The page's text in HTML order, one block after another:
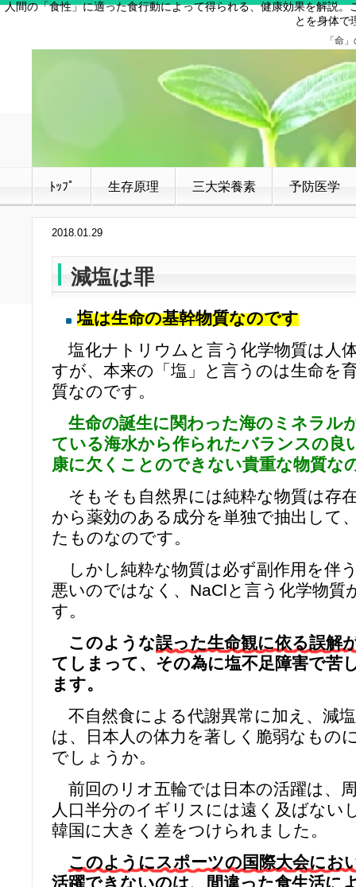
人間の「食性」に適った食行動によって得られる、健康効果を解説
とを身体で
「命
ﾄｯﾌﾟ 生存原理 三大栄養素 予防医学
2018.01.29
減塩は罪
塩は生命の基幹物質なのです
塩化ナトリウムと言う化学物質は人
すが、本来の「塩」と言うのは生命を
質なのです。
生命の誕生に関わった海のミネラル
ている海水から作られたバランスの良
康に欠くことのできない貴重な物質な
そもそも自然界には純粋な物質は存
から薬効のある成分を単独で抽出して
たものなのです。
しかし純粋な物質は必ず副作用を伴
悪いのではなく、NaClと言う化学物質
す。
このような誤った生命観に依る誤解
てしまって、その為に塩不足障害で苦
ます。
不自然食による代謝異常に加え、減
は、日本人の体力を著しく脆弱なもの
でしょうか。
前回のリオ五輪では日本の活躍は、
人口半分のイギリスには遠く及ばない
韓国に大きく差をつけられました。
このようにスポーツの国際大会にお
活躍できないのは、間違った食生活に